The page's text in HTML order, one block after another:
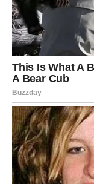
najrazličitijih
preko
mekanih
slatkih
peciva
Uzavisnostiod
jelo,itobez
Idealnojeza
osnovu,kaoiza
domaćei toplo. Čak
testoostaje
Možesekoristiti